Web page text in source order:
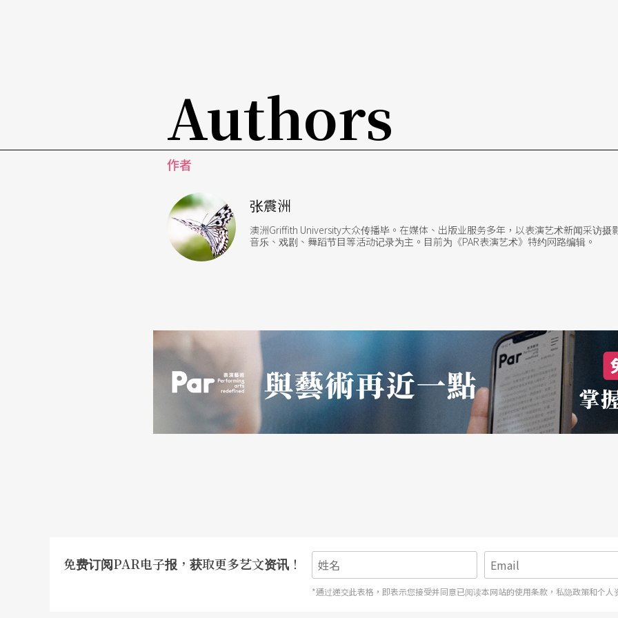
Authors
作者
张震洲
澳洲Griffith University大众传播毕。在媒体、出版业服务多年，以表演艺术新闻采访摄
音乐、戏剧、舞蹈节目等活动记录为主。目前为《PAR表演艺术》特约网路编辑。
免费订阅PAR电子报，获取更多艺文资讯！
*通过递交此表格，即表示您接受并同意已阅读本网站的使用条款，私隐政策和个人